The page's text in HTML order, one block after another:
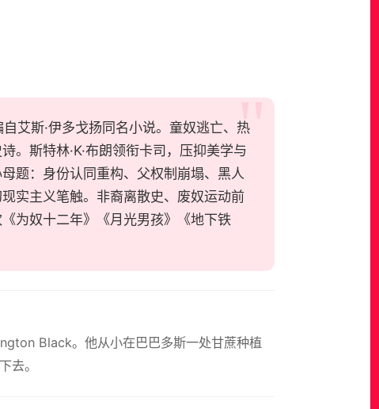
艾斯·伊多戈扬同名小说。童奴逃亡、热
。斯特林·K·布朗领衔卡司，压抑美学与
题：身份认同重构、父权制崩塌、黑人
实主义笔触。非裔离散史、废奴运动前
为奴十二年》《月光男孩》《地下铁
Black。他从小在巴巴多斯一处甘蔗种植
去。